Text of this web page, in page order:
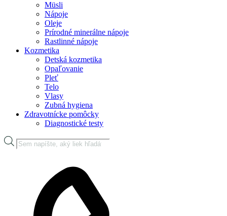
Müsli
Nápoje
Oleje
Prírodné minerálne nápoje
Rastlinné nápoje
Kozmetika
Detská kozmetika
Opaľovanie
Pleť
Telo
Vlasy
Zubná hygiena
Zdravotnícke pomôcky
Diagnostické testy
Products
search